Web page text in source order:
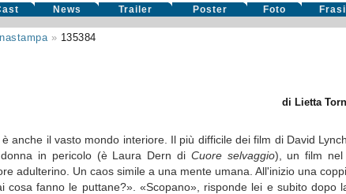
News Trailer Poster Foto Frasi
» 135384
di Lietta
anche il vasto mondo interiore. Il più difficile dei film di David
in pericolo (è Laura Dern di Cuore selvaggio), un film nel
adulterino. Un caos simile a una mente umana. All'inizio una
fanno le puttane?». «Scopano», risponde lei e subito dopo